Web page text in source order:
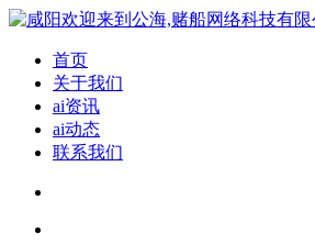
首页
关于我们
ai资讯
ai动态
联系我们